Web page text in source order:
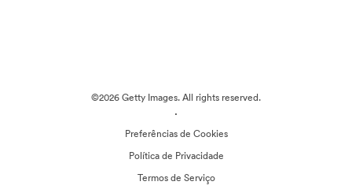
©2026 Getty Images. All rights reserved.
·
Preferências de Cookies
Política de Privacidade
Termos de Serviço